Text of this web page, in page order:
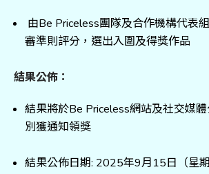
由Be Priceless團隊及合作機構代表
審準則評分，選出入圍及得獎作品
結果公佈：
結果將於Be Priceless網站及社交媒
別獲通知領獎
結果公佈日期: 2025年9月15日（星